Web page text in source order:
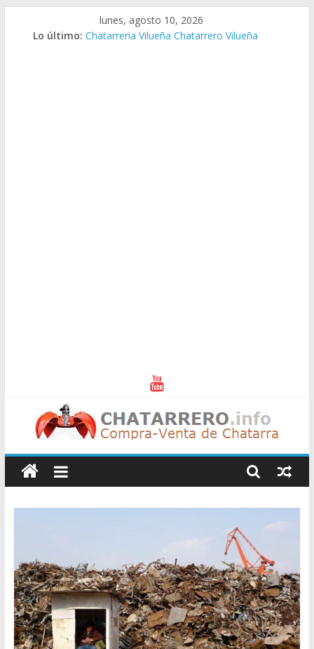
lunes, agosto 10, 2026
Lo último: Chatarreria Vilueña Chatarrero Vilueña
Chatarreros
–
de
Chatarra
Directorio